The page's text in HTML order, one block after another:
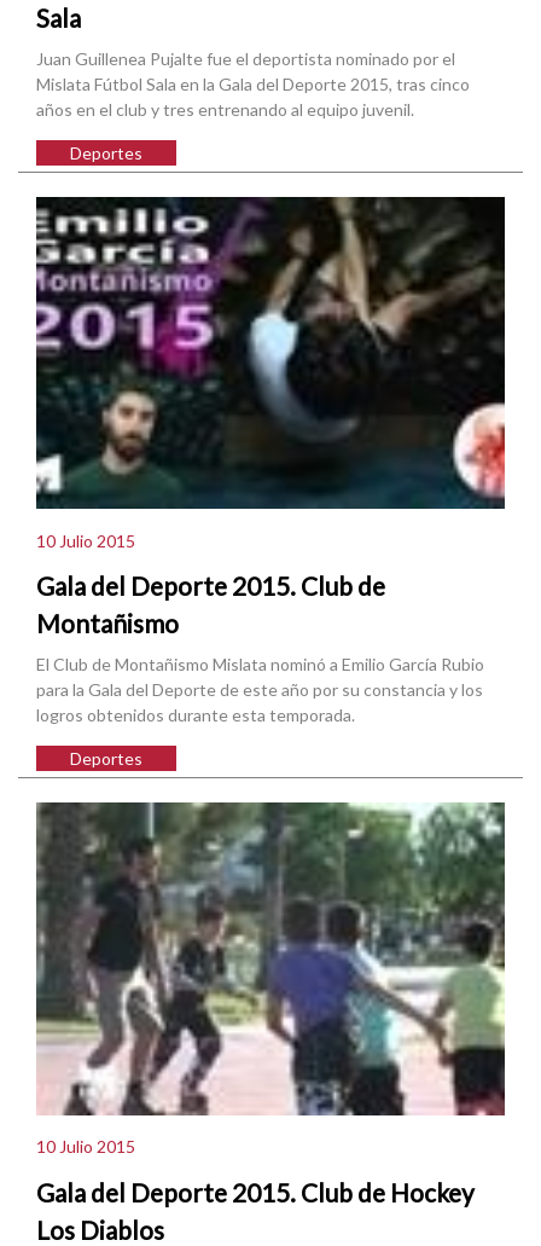
Sala
Juan Guillenea Pujalte fue el deportista nominado por el
Mislata Fútbol Sala en la Gala del Deporte 2015, tras cinco
años en el club y tres entrenando al equipo juvenil.
Deportes
10 Julio 2015
Gala del Deporte 2015. Club de
Montañismo
El Club de Montañismo Mislata nominó a Emilio García Rubio
para la Gala del Deporte de este año por su constancia y los
logros obtenidos durante esta temporada.
Deportes
10 Julio 2015
Gala del Deporte 2015. Club de Hockey
Los Diablos